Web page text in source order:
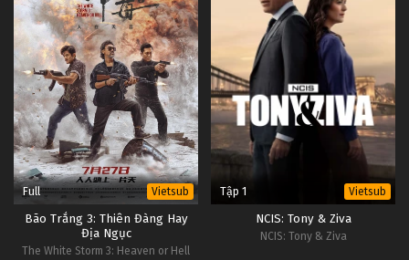
Full Vietsub
Bão Trắng 3: Thiên Đàng Hay
Địa Ngục
The White Storm 3: Heaven or Hell
Tập 1 Vietsub
NCIS: Tony & Ziva
NCIS: Tony & Ziva